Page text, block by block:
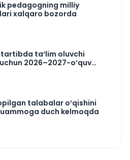
pedagogning milliy
xalqaro bozorda
tartibda ta‘lim oluvchi
2026–2027-o‘quv
talabalar o‘qishini
duch kelmoqda